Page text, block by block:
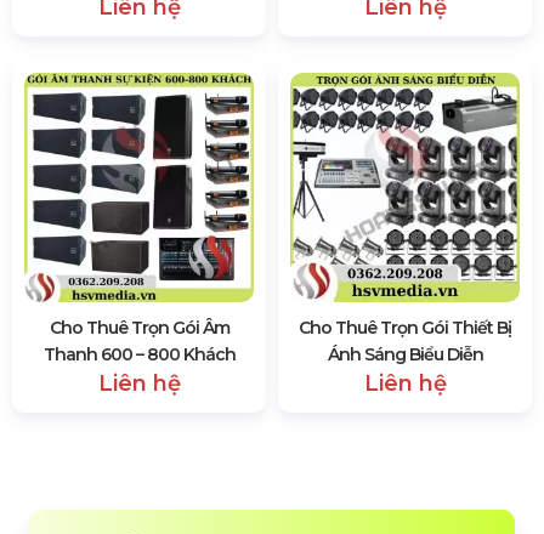
Liên hệ Liên hệ
Cho Thuê Trọn Gói Âm
Thanh 600 – 800 Khách
Liên hệ
Cho Thuê Trọn Gói Thiết Bị
Ánh Sáng Biểu Diễn
Liên hệ